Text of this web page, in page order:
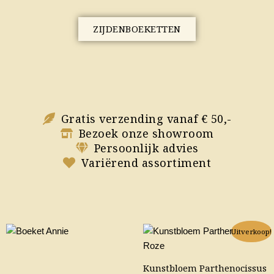
ZIJDENBOEKETTEN
Gratis verzending vanaf € 50,-
Bezoek onze showroom
Persoonlijk advies
Variërend assortiment
Uitverkoop!
Kunstbloem Parthenocissus
Oorspronkelijke
Huidige